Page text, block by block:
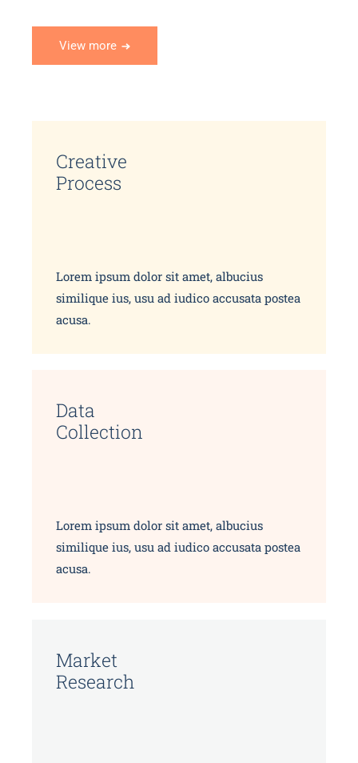
View more
Creative
Process
Lorem ipsum dolor sit amet, albucius
similique ius, usu ad iudico accusata postea
acusa.
Data
Collection
Lorem ipsum dolor sit amet, albucius
similique ius, usu ad iudico accusata postea
acusa.
Market
Research